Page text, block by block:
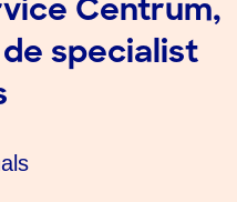
Centrum,​
specialist